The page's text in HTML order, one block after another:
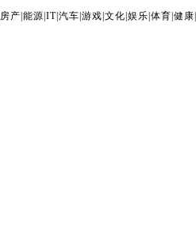
房产 能源 IT| 汽车 游戏 文化 娱乐 体育 健康